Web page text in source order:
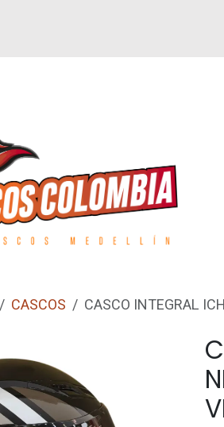
GUANTES
CASCOS CASCO INTEGRAL